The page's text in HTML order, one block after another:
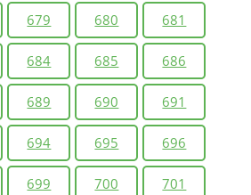
679 680 681
684 685 686
689 690 691
694 695 696
699 700 701